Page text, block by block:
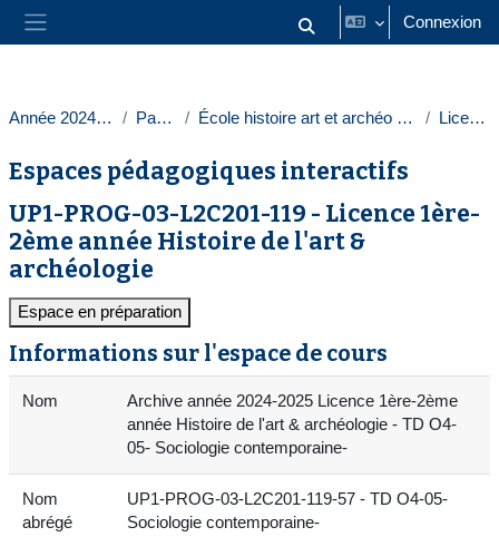
Passer au contenu principal
Panneau latéral Activer/désactiver la saisie
Connexion
Année 2024-2025 Paris 1 École histoire art et archéo Sorbonne Licences
Espaces pédagogiques interactifs
UP1-PROG-03-L2C201-119 - Licence 1ère-
2ème année Histoire de l'art &
archéologie
Espace en préparation
Informations sur l'espace de cours
Nom
Archive année 2024-2025 Licence 1ère-2ème
année Histoire de l'art & archéologie - TD O4-
05- Sociologie contemporaine-
Nom
abrégé
UP1-PROG-03-L2C201-119-57 - TD O4-05-
Sociologie contemporaine-